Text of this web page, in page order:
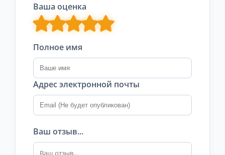
Ваша оценка
Полное имя
Адрес электронной почты
Ваш отзыв...